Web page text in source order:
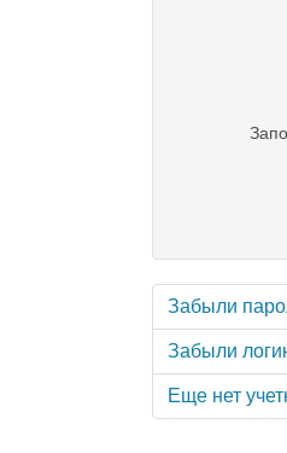
Забыли
Забыли
Еще нет